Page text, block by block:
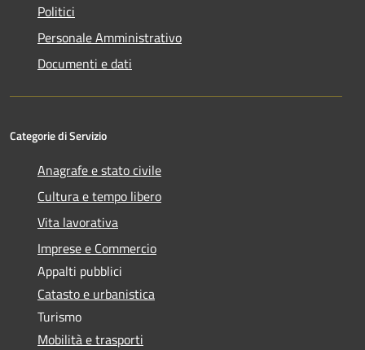
Politici
Personale Amministrativo
Documenti e dati
Categorie di Servizio
Anagrafe e stato civile
Cultura e tempo libero
Vita lavorativa
Imprese e Commercio
Appalti pubblici
Catasto e urbanistica
Turismo
Mobilità e trasporti